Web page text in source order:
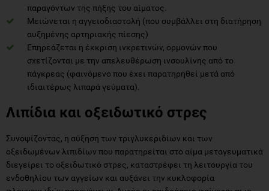
παραγόντων της πήξης του αίματος.
Μειώνεται η αγγειοδιαστολή (που συμβάλλει στη διατήρηση
αυξημένης αρτηριακής πίεσης)
Επηρεάζεται η έκκριση ινκρετινών, ορμονών που
σχετίζονται με την απελευθέρωση ινσουλίνης από το
πάγκρεας (φαινόμενο που έχει παρατηρηθεί μετά από
ιδιαιτέρως λιπαρά γεύματα).
Λιπίδια και οξειδωτικό στρες
Συνοψίζοντας, η αύξηση των τριγλυκεριδίων και των
οξειδωμένων λιπιδίων που παρατηρείται στο αίμα μεταγευματικά
διεγείρει το οξειδωτικό στρες, καταστρέφει τη λειτουργία του
ενδοθηλίου των αγγείων και αυξάνει την κυκλοφορία